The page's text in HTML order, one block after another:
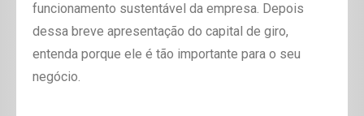
funcionamento sustentável da empresa. Depois
dessa breve apresentação do capital de giro,
entenda porque ele é tão importante para o seu
negócio.